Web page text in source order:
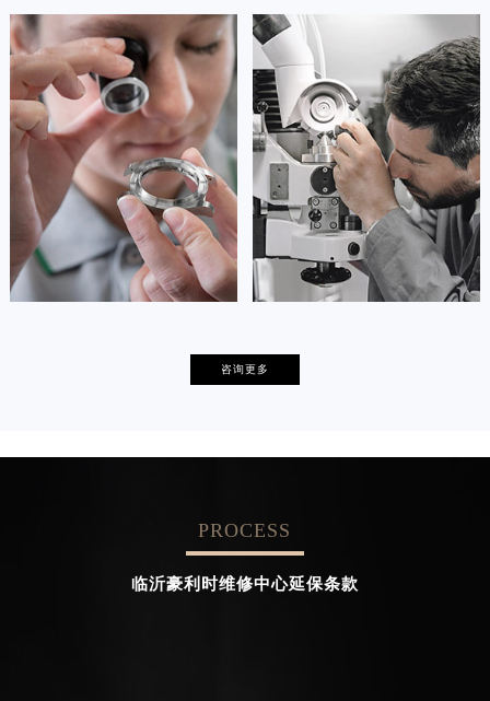
安尼塔·阿普里尔
资深豪利时技师
是豪利时维修中心
(豪利时保养维修中心)
的高级技师之一
Tianjin oris Maintain center
 天津豪利时维修
贝亚特·布兰奇
资深豪利时技师
是豪利时维修中心
(豪利时保养维修中心)
的高级技师之一
Nanjing oris Maintain center
 上海豪利时保养
辛迪·克莱门特
资深豪利时技师

咨询更多
PROCESS
临沂豪利时维修中心延保条款